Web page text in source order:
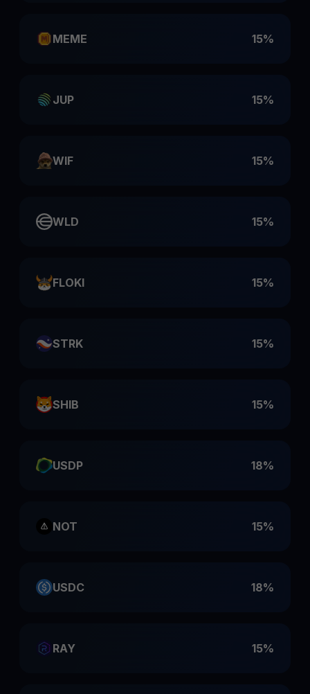
MEME 15%
JUP 15%
WIF 15%
WLD 15%
FLOKI 15%
STRK 15%
SHIB 15%
USDP 18%
NOT 15%
USDC 18%
RAY 15%